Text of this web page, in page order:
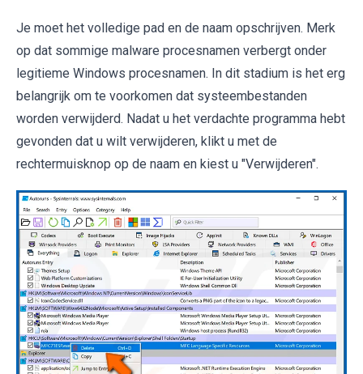
Je moet het volledige pad en de naam opschrijven. Merk
op dat sommige malware procesnamen verbergt onder
legitieme Windows procesnamen. In dit stadium is het erg
belangrijk om te voorkomen dat systeembestanden
worden verwijderd. Nadat u het verdachte programma hebt
gevonden dat u wilt verwijderen, klikt u met de
rechtermuisknop op de naam en kiest u "Verwijderen".